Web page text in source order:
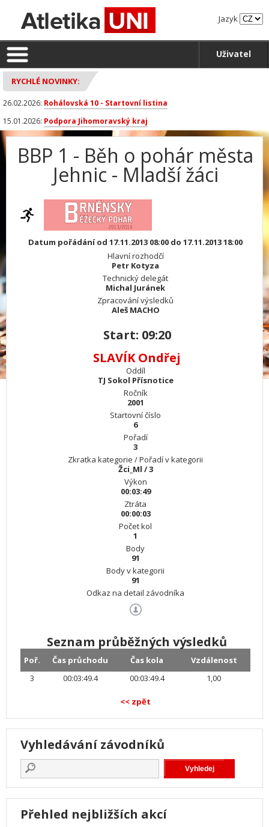
Jazyk
Uživatel
RYCHLÉ NOVINKY:
26.02.2026: Rohálovská 10 - Startovní listina
15.01.2026: Podpora Jihomoravský kraj
BBP 1 - Běh o pohár města
Jehnic - Mladší žáci
Datum pořádání od 17.11.2013 08:00 do 17.11.2013 18:00
Hlavní rozhodčí
Petr Kotyza
Technický delegát
Michal Juránek
Zpracování výsledků
Aleš MACHO
Start: 09:20
SLAVÍK Ondřej
Oddíl
TJ Sokol Přísnotice
Ročník
2001
Startovní číslo
6
Pořadí
3
Zkratka kategorie / Pořadí v kategorii
Žci_Ml / 3
Výkon
00:03:49
Ztráta
00:00:03
Počet kol
1
Body
91
Body v kategorii
91
Odkaz na detail závodníka
Seznam průběžných výsledků
Poř. Čas průchodu Čas kola
Vzdálenost
3
00:03:49.4 00:03:49.4 1,00
<< zpět
Vyhledávání závodníků
Přehled nejbližších akcí